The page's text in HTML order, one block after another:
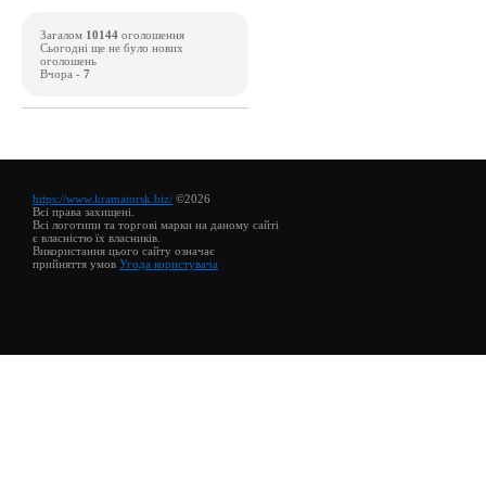
Загалом 10144 оголошення
Сьогодні ще не було нових
оголошень
Вчора - 7
https://www.kramatorsk.biz/ ©2026
Всі права захищені.
Всі логотипи та торгові марки на даному сайті
є власністю їх власників.
Використання цього сайту означає
прийняття умов Угода користувача